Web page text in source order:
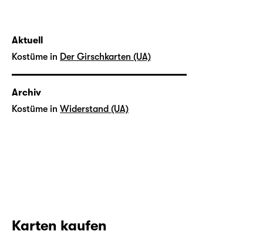
Aktuell
Kostüme in Der Girschkarten (UA)
Archiv
Kostüme in Widerstand (UA)
Karten kaufen